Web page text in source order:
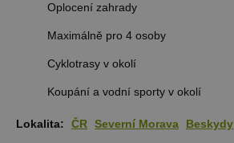
Oplocení zahrady
Maximálně pro 4 osoby
Cyklotrasy v okolí
Koupání a vodní sporty v okolí
Lokalita: ČR Severní Morava
Beskydy